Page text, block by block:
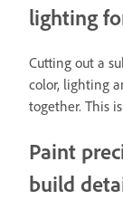
lighting
Cutting out a
color, lighting
together. This
Paint
build